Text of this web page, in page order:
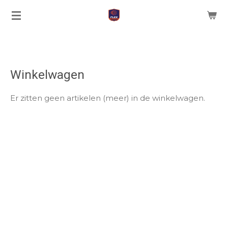
Ga
Winkelwagen
Er zitten geen artikelen (meer) in de winkelwagen.